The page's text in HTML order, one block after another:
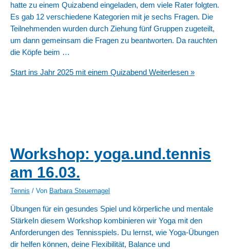
hatte zu einem Quizabend eingeladen, dem viele Rater folgten.
Es gab 12 verschiedene Kategorien mit je sechs Fragen. Die
Teilnehmenden wurden durch Ziehung fünf Gruppen zugeteilt,
um dann gemeinsam die Fragen zu beantworten. Da rauchten
die Köpfe beim …
Start ins Jahr 2025 mit einem Quizabend Weiterlesen »
Workshop: yoga.und.tennis
am 16.03.
Tennis / Von Barbara Steuernagel
Übungen für ein gesundes Spiel und körperliche und mentale
StärkeIn diesem Workshop kombinieren wir Yoga mit den
Anforderungen des Tennisspiels. Du lernst, wie Yoga-Übungen
dir helfen können, deine Flexibilität, Balance und